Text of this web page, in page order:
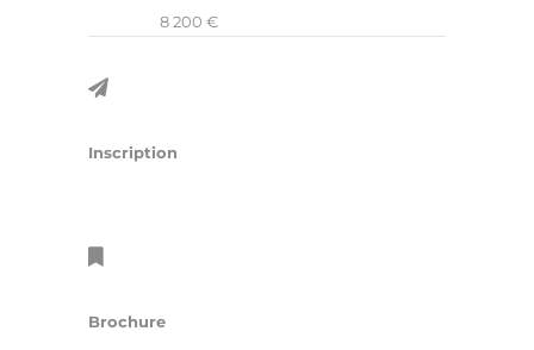
8 200 €
Inscription
Brochure